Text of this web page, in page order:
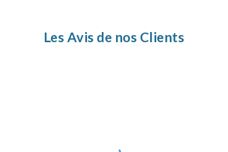
Les Avis de nos Clients